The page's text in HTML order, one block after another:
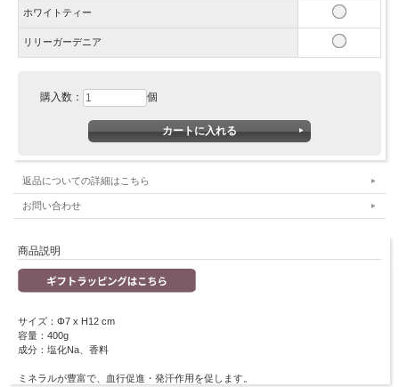
ホワイトティー
リリーガーデニア
購入数： 個
返品についての詳細はこちら
お問い合わせ
商品説明
サイズ：Φ7 x H12 cm
容量：400g
成分：塩化Na、香料
ミネラルが豊富で、血行促進・発汗作用を促します。